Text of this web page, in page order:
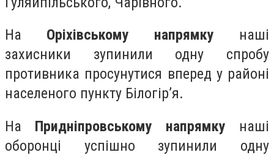
На Оріхівському напрямку наші
захисники зупинили одну спробу
противника просунутися вперед у районі
населеного пункту Білогір’я.
На Придніпровському напрямку наші
оборонці успішно зупинили одну